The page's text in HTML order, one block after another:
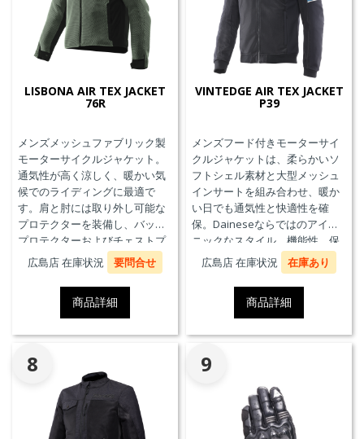
LISBONA AIR TEX JACKET
76R
メンズメッシュファブリック製
モーターサイクルジャケット。
通気性が高く涼しく、暖かい気
候でのライディングに最適で
す。肩と肘には取り外し可能な
プロテクターを装備し、バック
プロテクターおよびチェストプ
ロテクターにも対応していま
す。
広島店 在庫状況 要問合せ
商品詳細
VINTEDGE AIR TEX JACKET
P39
メンズフード付きモーターサイ
クルジャケットは、柔らかいソ
フトシェル素材と大型メッシュ
インサートを組み合わせ、暖か
い日でも通気性と快適性を確
保。Daineseならではのアイコ
ニックなスタイル、機能性、保
護性能を兼ね備え、郊外でのツ
ーリングや都市での通勤に最適
広島店 在庫状況 在庫あり
商品詳細
8 9